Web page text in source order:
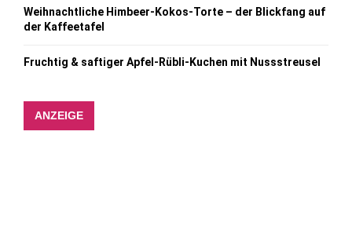
Weihnachtliche Himbeer-Kokos-Torte – der Blickfang auf
der Kaffeetafel
Fruchtig & saftiger Apfel-Rübli-Kuchen mit Nussstreusel
ANZEIGE